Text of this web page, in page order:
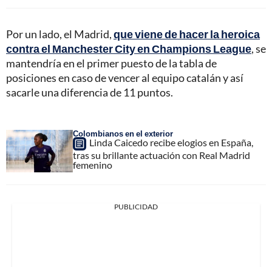
Por un lado, el Madrid,que viene de hacer la heroica
contra el Manchester City en Champions League, se
mantendría en el primer puesto de la tabla de
posiciones en caso de vencer al equipo catalán y así
sacarle una diferencia de 11 puntos.
Colombianos en el exterior
Linda Caicedo recibe elogios en España,
tras su brillante actuación con Real Madrid
femenino
PUBLICIDAD